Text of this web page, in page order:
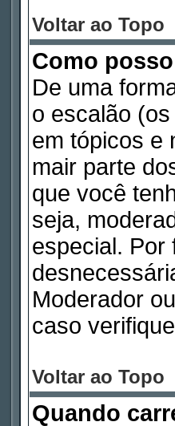
Voltar ao Topo
Como
De uma
o escalão
em tópicos e
mair parte
que você
seja,
especial. Por
Moderador
caso
Voltar ao Topo
Quando